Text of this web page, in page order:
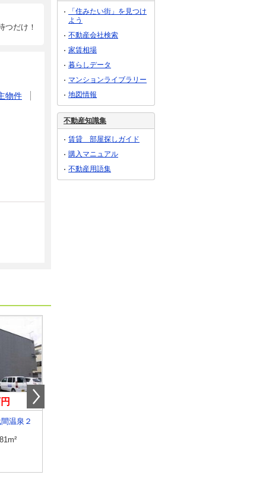
つだけ！
物件
温泉２
「住みたい街」を見つけ
よう
不動産会社検索
家賃相場
暮らしデータ
マンションライブラリー
地図情報
不動産知識集
賃貸 部屋探しガイド
購入マニュアル
不動産用語集